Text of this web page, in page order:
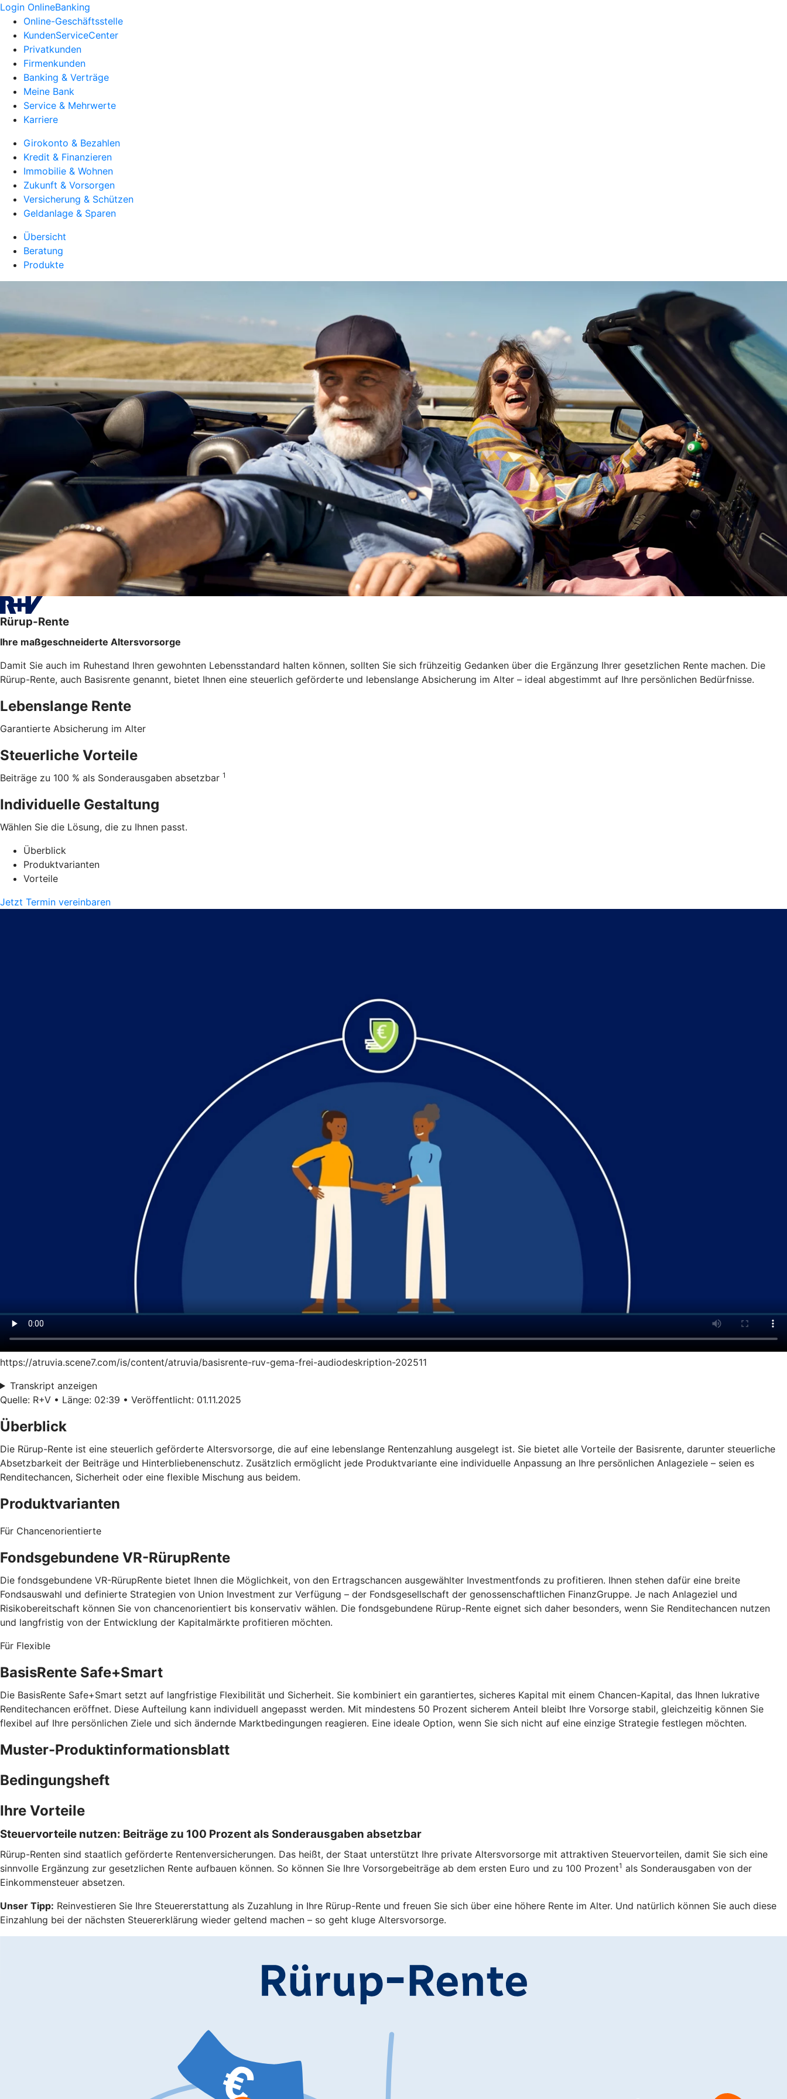
Login OnlineBanking
Online-Geschäftsstelle
KundenServiceCenter
Privatkunden
Firmenkunden
Banking & Verträge
Meine Bank
Service & Mehrwerte
Karriere
Girokonto & Bezahlen
Kredit & Finanzieren
Immobilie & Wohnen
Zukunft & Vorsorgen
Versicherung & Schützen
Geldanlage & Sparen
Übersicht
Beratung
Produkte
Rürup-Rente
Ihre maßgeschneiderte Altersvorsorge
Damit Sie auch im Ruhestand Ihren gewohnten Lebensstandard halten können, sollten Sie sich frühzeitig Gedanken über die Ergänzung Ihrer gesetzlichen Rente machen. Die
Rürup-Rente, auch Basisrente genannt, bietet Ihnen eine steuerlich geförderte und lebenslange Absicherung im Alter – ideal abgestimmt auf Ihre persönlichen Bedürfnisse.
Lebenslange Rente
Garantierte Absicherung im Alter
Steuerliche Vorteile
Beiträge zu 100 % als Sonderausgaben absetzbar 1
Individuelle Gestaltung
Wählen Sie die Lösung, die zu Ihnen passt.
Überblick
Produktvarianten
Vorteile
Jetzt Termin vereinbaren
https://atruvia.scene7.com/is/content/atruvia/basisrente-ruv-gema-frei-audiodeskription-202511
Transkript anzeigen
Quelle: R+V • Länge: 02:39 • Veröffentlicht: 01.11.2025
Überblick
Die Rürup-Rente ist eine steuerlich geförderte Altersvorsorge, die auf eine lebenslange Rentenzahlung ausgelegt ist. Sie bietet alle Vorteile der Basisrente, darunter steuerliche
Absetzbarkeit der Beiträge und Hinterbliebenenschutz. Zusätzlich ermöglicht jede Produktvariante eine individuelle Anpassung an Ihre persönlichen Anlageziele – seien es
Renditechancen, Sicherheit oder eine flexible Mischung aus beidem.
Produktvarianten
Für Chancenorientierte
Fondsgebundene VR-RürupRente
Die fondsgebundene VR-RürupRente bietet Ihnen die Möglichkeit, von den Ertragschancen ausgewählter Investmentfonds zu profitieren. Ihnen stehen dafür eine breite
Fondsauswahl und definierte Strategien von Union Investment zur Verfügung – der Fondsgesellschaft der genossenschaftlichen FinanzGruppe. Je nach Anlageziel und
Risikobereitschaft können Sie von chancenorientiert bis konservativ wählen. Die fondsgebundene Rürup-Rente eignet sich daher besonders, wenn Sie Renditechancen nutzen
und langfristig von der Entwicklung der Kapitalmärkte profitieren möchten.
Für Flexible
BasisRente Safe+Smart
Die BasisRente Safe+Smart setzt auf langfristige Flexibilität und Sicherheit. Sie kombiniert ein garantiertes, sicheres Kapital mit einem Chancen-Kapital, das Ihnen lukrative
Renditechancen eröffnet. Diese Aufteilung kann individuell angepasst werden. Mit mindestens 50 Prozent sicherem Anteil bleibt Ihre Vorsorge stabil, gleichzeitig können Sie
flexibel auf Ihre persönlichen Ziele und sich ändernde Marktbedingungen reagieren. Eine ideale Option, wenn Sie sich nicht auf eine einzige Strategie festlegen möchten.
Muster-Produktinformationsblatt
Bedingungsheft
Ihre Vorteile
Steuervorteile nutzen: Beiträge zu 100 Prozent als Sonderausgaben absetzbar
Rürup-Renten sind staatlich geförderte Rentenversicherungen. Das heißt, der Staat unterstützt Ihre private Altersvorsorge mit attraktiven Steuervorteilen, damit Sie sich eine
sinnvolle Ergänzung zur gesetzlichen Rente aufbauen können. So können Sie Ihre Vorsorgebeiträge ab dem ersten Euro und zu 100 Prozent1 als Sonderausgaben von der
Einkommensteuer absetzen.
Unser Tipp: Reinvestieren Sie Ihre Steuererstattung als Zuzahlung in Ihre Rürup-Rente und freuen Sie sich über eine höhere Rente im Alter. Und natürlich können Sie auch diese
Einzahlung bei der nächsten Steuererklärung wieder geltend machen – so geht kluge Altersvorsorge.